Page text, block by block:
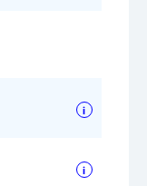
i
i